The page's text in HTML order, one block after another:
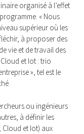
organisé à l’effet
« Nous
supérieur où les
à proposer des
vie et de travail des
et Iot : trio
», tel est le
ou ingénieurs
à définir les
et Iot) aux